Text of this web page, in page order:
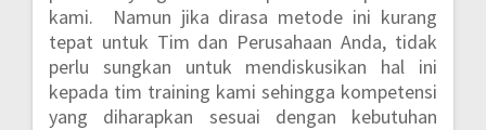
kami. Namun jika dirasa metode ini kurang
tepat untuk Tim dan Perusahaan Anda, tidak
perlu sungkan untuk mendiskusikan hal ini
kepada tim training kami sehingga kompetensi
yang diharapkan sesuai dengan kebutuhan